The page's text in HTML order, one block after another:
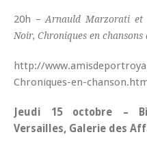
20h –Arnauld Marzorati et
Noir, Chroniques en
http://
Chroniques-en-
Jeudi 15 octobre –
Versailles, Galerie des